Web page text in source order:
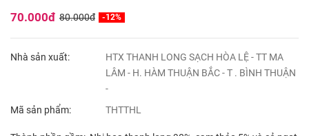
70.000đ 80.000đ -12%
Nhà sản xuất:
HTX THANH LONG SẠCH HÒA LỆ - TT MA
LÂM - H. HÀM THUẬN BẮC - T . BÌNH THUẬN
-
Mã sản phẩm:
THTTHL